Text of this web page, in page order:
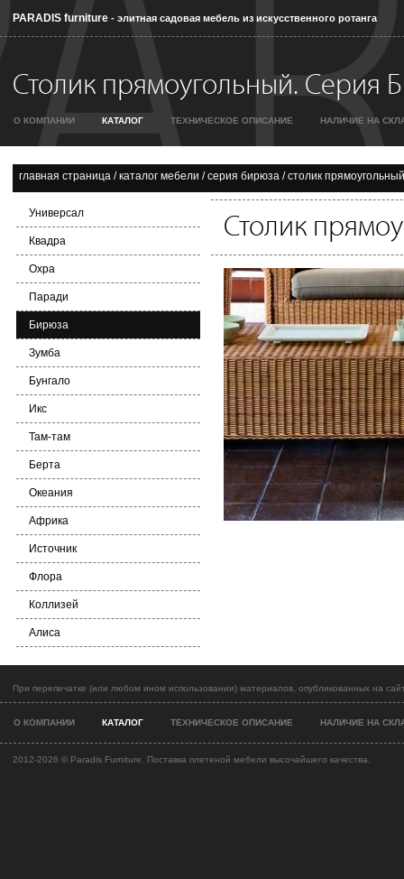
PARADIS furniture - элитная садовая мебель из искусственного ротанга
Столик прямоугольный. Серия
О КОМПАНИИ КАТАЛОГ ТЕХНИЧЕСКОЕ ОПИСАНИЕ НАЛИЧИЕ НА
главная страница /каталог мебели /серия бирюза /столик прямоугольный
Универсал
Квадра
Охра
Паради
Бирюза
Зумба
Бунгало
Икс
Там-там
Берта
Океания
Африка
Источник
Флора
Коллизей
Алиса
Столик
При перепечатке (или любом ином использовании) материалов, опубликованных на
О КОМПАНИИ КАТАЛОГ ТЕХНИЧЕСКОЕ ОПИСАНИЕ НАЛИЧИЕ НА
2012-2026 © Paradis Furniture. Поставка плетеной мебели высочайшего качества.